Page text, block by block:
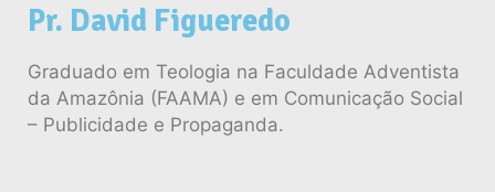
Pr. David Figueredo
Graduado em Teologia na Faculdade Adventista
da Amazônia (FAAMA) e em Comunicação Social
– Publicidade e Propaganda.